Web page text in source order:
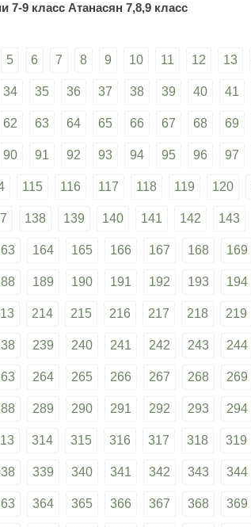
7-9 класс Атанасян 7,8,9 класс
5 6 7 8 9 10 11 12 13
34 35 36 37 38 39 40 41
62 63 64 65 66 67 68 69
90 91 92 93 94 95 96 97
115 116 117 118 119 120
138 139 140 141 142 143
164 165 166 167 168 169
189 190 191 192 193 194
214 215 216 217 218 219
239 240 241 242 243 244
264 265 266 267 268 269
289 290 291 292 293 294
314 315 316 317 318 319
339 340 341 342 343 344
364 365 366 367 368 369